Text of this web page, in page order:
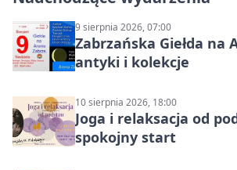
9 sierpnia 2026, 07:00
Zabrzańska Giełda na
antyki i kolekcje
10 sierpnia 2026, 18:00
Joga i relaksacja od
spokojny start